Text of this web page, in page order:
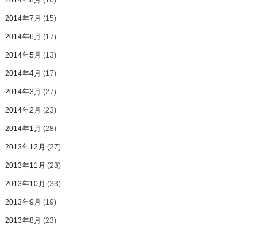
2014年7月 (15)
2014年6月 (17)
2014年5月 (13)
2014年4月 (17)
2014年3月 (27)
2014年2月 (23)
2014年1月 (28)
2013年12月 (27)
2013年11月 (23)
2013年10月 (33)
2013年9月 (19)
2013年8月 (23)